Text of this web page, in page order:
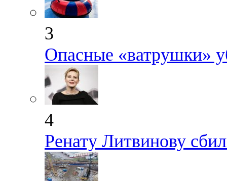
3
Опасные «ватрушки»
4
Ренату Литвинову